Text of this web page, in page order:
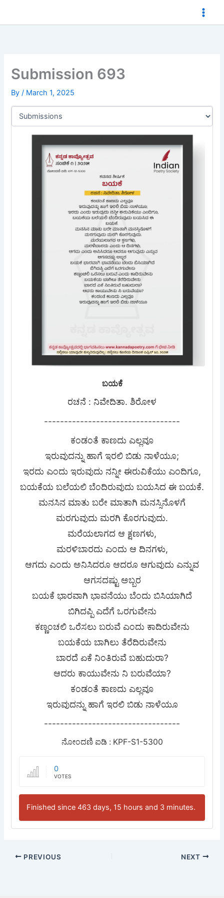
Submission 693
By/ March 1, 2025
ಬಯಕೆ
ರಚನೆ : ನಿವೇದಿತಾ. ಶಿರೋಳ
----------------------------------
ಕಂಡಂತೆ ಕಾಣದು ಎಲ್ಲವೂ
ಇರುವುದನ್ನು ಹಾಗೆ ಇರಲಿ ಬಿಡು ನಾಳೆಯೂ;
ಇರದು ಎಂದು ಇರುವುದು ನನ್ನೀ ಈರುವಿಕೆಯು ಎಂದಿಗೂ,
ಬಯಕೆಯ ಬಲೆಯಲಿ ಬೆಂದಿರುವುದು ಬಯಸಿದ ಈ ಬಯಕೆ.
ಮನಸಿನ ಮಾತು ಬರೇ ಮಾತಾಗಿ ಮನಸ್ಸಿನೊಳಗೆ
ಮರಗುವುದು ಮರಗಿ ಕೊರಗುವುದು.
ಮರೆಯಲಾಗದ ಆ ಕ್ಷಣಗಳು,
ಮರಳಿಬಾರದು ಎಂದು ಆ ದಿನಗಳು,
ಆಗದು ಎಂದು ಅನಿಸಿದರೂ ಆದರೂ ಆಗುವುದು ಎನ್ನುವ
ಆಗಸದಷ್ಟು ಅಬ್ಬರ
ಬಯಕೆ ಭಾರವಾಗಿ ಭಾವನೆಯು ಬೆಂದು ಬಿಸಿಯಾಗಿದೆ
ಬಿಗಿದಪ್ಪಿ ಎದೆಗೆ ಒರಗುವೇನು
ಕಣ್ಣಂಚಲಿ ಒರೆಸಲು ಬರುವೆ ಎಂದು ಕಾದಿರುವೇನು
ಬಯಕೆಯ ಬಾಗಿಲು ತೆರೆದಿರುವೇನು
ಬಾರದೆ ಏಕೆ ನಿಂತಿರುವೆ ಬಹುದುರಾ?
ಆದರು ಕಾಯುವೇನು ನಿ ಬರುವೆಯಾ?
ಕಂಡಂತೆ ಕಾಣದು ಎಲ್ಲವೂ
ಇರುವುದನ್ನು ಹಾಗೆ ಇರಲಿ ಬಿಡು ನಾಳೆಯೂ
----------------------------------
ನೋಂದಣಿ ಐಡಿ : KPF-S1-5300
0
VOTES
Finished since 463 days, 15 hours and 3 minutes.
PREVIOUS NEXT